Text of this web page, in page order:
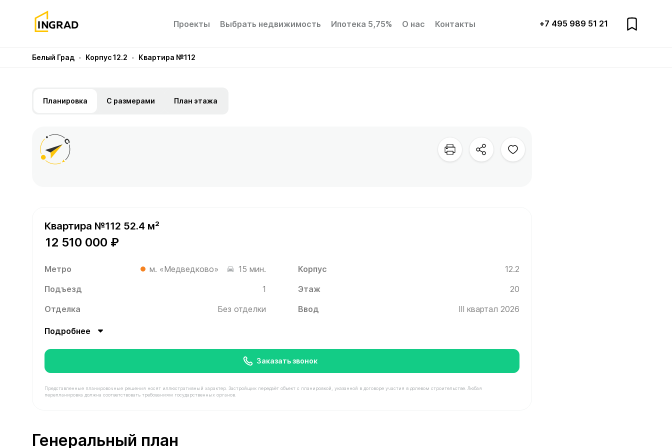
Проекты Выбрать недвижимость Ипотека 5,75% О нас Контакты +7 495 989 51 21
Белый Град · Корпус 12.2 · Квартира №112
Планировка С размерами План этажа
Квартира №112 52.4 м²
12 510 000 ₽
Метро м. «Медведково» 15 мин. Корпус 12.2
Подъезд 1 Этаж
20
Отделка
Без отделки Ввод III квартал 2026
Подробнее
Заказать звонок
Представленные планировочные решения носят иллюстративный характер. Застройщик передаёт объект с планировкой, указанной в договоре участия в долевом строительстве. Любая
перепланировка должна соответствовать требованиям государственных органов.
Генеральный план